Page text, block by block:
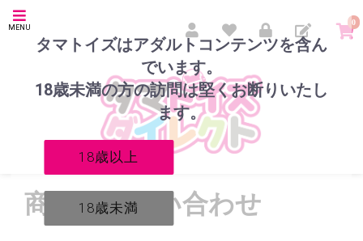
タマトイズはアダルトコンテンツを含ん
でいます。
18歳未満の方の訪問は堅くお断りいたし
ます。
18歳以上
18歳未満
MENU
0
商品のお問い合わせ